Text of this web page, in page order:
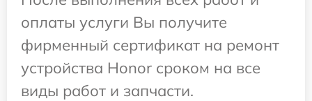
оплаты услуги Вы получите
фирменный сертификат на ремонт
устройства Honor сроком на все
виды работ и запчасти.